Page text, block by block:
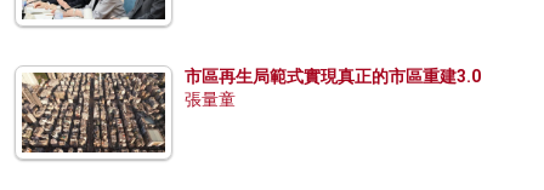
市區再生局範式實現真正的市區重建3.0
張量童